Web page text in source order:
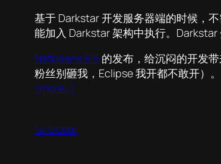
基于 Darkstar 开发服务器端的时候，
能加入 Darkstar 架构中执行。
Netbeans 6.5 的发布，给沉闷的开发
粉丝别砸我，Eclipse 我开都不敢开）。
(more…)
04/12/2008